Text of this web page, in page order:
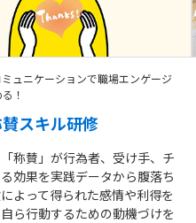
ュニケーションで職場エンゲージ
！
スキル研修
「称賛」が行為者、受け手、チ
効果を実践データから腹落ち
よって得られた感情や利得を
ら行動するための動機づけを